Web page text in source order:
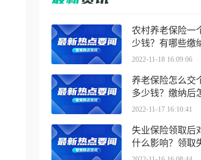
农村养老保险一
少钱？有哪些缴
2022-11-18 16:09:06
养老保险怎么交
多少钱？缴纳后
2022-11-17 16:10:41
失业保险领取后
什么影响？领取